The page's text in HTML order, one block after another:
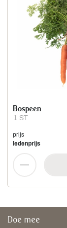
1 ST
Bospeen
prijs
ledenprijs
Doe mee